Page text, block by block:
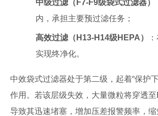
中级过滤（F7-F9级袋式过滤器）
内，承担主要预过滤任务；
高效过滤（H13-H14级HEPA）
实现终净化。
中效袋式过滤器处于第二级，起着“保护
作用。若该层级失效，大量微粒将穿透至
导致其迅速堵塞，增加压差报警频率，